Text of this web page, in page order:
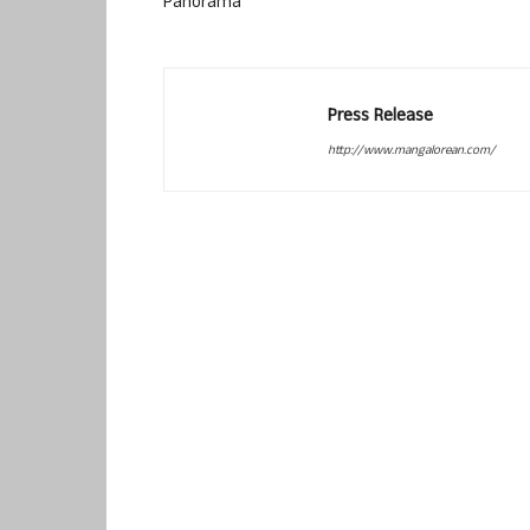
Press Release
http://www.mangalorean.com/